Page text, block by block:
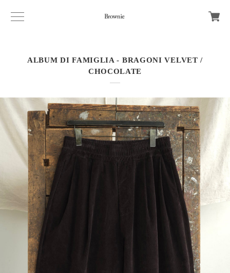
ALBUM DI FAMIGLIA - BRAGONI VELVET /
CHOCOLATE